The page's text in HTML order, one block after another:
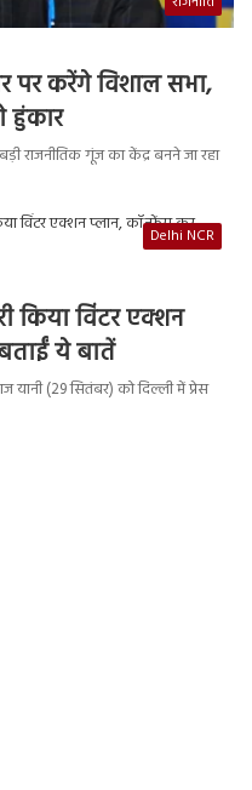
पर करेंगे विशाल सभा,
हुंकार
राजनीतिक गूंज का केंद्र बनने जा रहा
Delhi NCR
किया विंटर एक्शन
ये बातें
(29 सितंबर) को दिल्ली में प्रेस